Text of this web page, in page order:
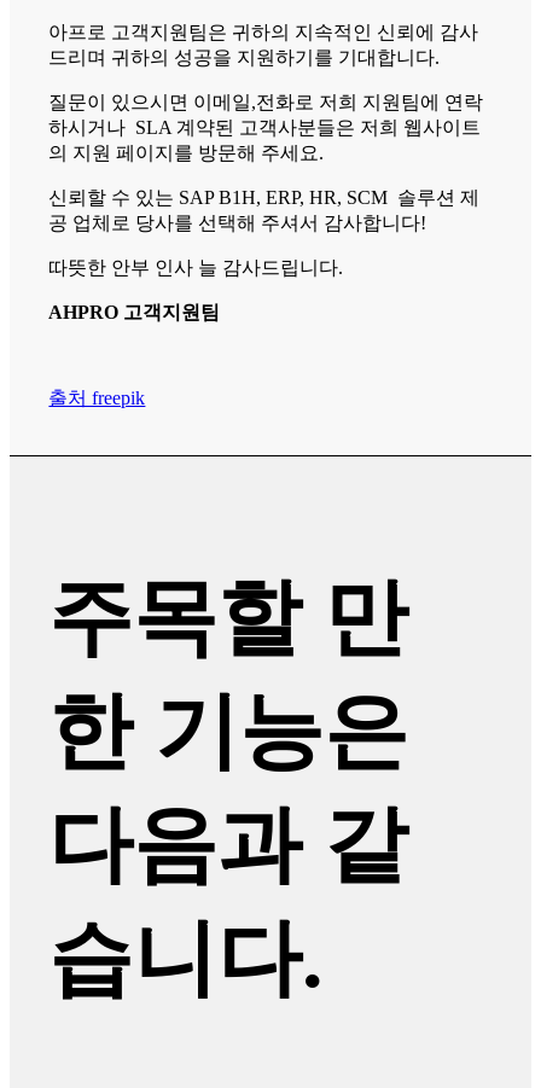
아프로 고객지원팀은 귀하의 지속적인 신뢰에 감사
드리며 귀하의 성공을 지원하기를 기대합니다.
질문이 있으시면 이메일,전화로 저희 지원팀에 연락
하시거나 SLA 계약된 고객사분들은 저희 웹사이트
의 지원 페이지를 방문해 주세요.
신뢰할 수 있는 SAP B1H, ERP, HR, SCM 솔루션 제
공 업체로 당사를 선택해 주셔서 감사합니다!
따뜻한 안부 인사 늘 감사드립니다.
AHPRO 고객지원팀
출처 freepik
주목할 만
한 기능은
다음과 같
습니다.